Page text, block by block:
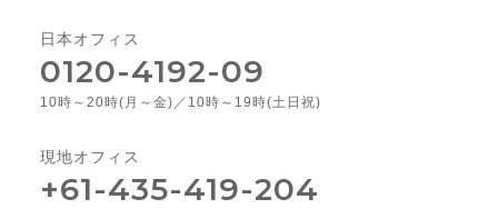
日本オフィス
0120-4192-09
10時～20時(月～金)／10時～19時(土日祝)
現地オフィス
+61-435-419-204